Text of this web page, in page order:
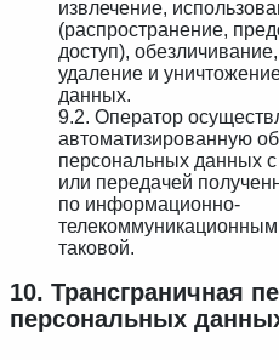
извлечение,
(распространение,
доступ),
удаление и
данных.
9.2. Оператор
автоматизированную
персональных данных
или передачей
по информационно-
таковой.
10. Трансграничная
персональных